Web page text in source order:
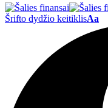
Šrifto dydžio keitiklisAa